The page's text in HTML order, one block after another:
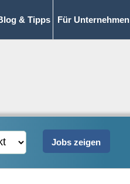
& Tipps Für Unternehmen